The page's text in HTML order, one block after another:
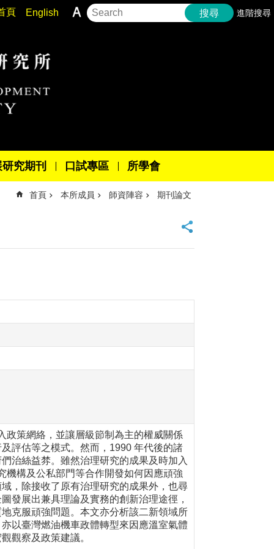
頁 English 搜尋 進階搜尋
究期刊 口試專區 所學會
首頁 本所成員 師資陣容 期刊論文
政策網絡，並讓層級節制為主的權威關係
評估等之模式。然而，1990 年代後的諸
治絲益棼。雖然治理研究的成果及時加入
機構及公私部門等合作開發如何因應頑強
，除接收了原有治理研究的成果外，也尋
發展出兼具理論及實務的創新治理途徑，
克服頑強問題。本文亦分析該二新領域所
以臺灣燃油機車政體轉型來因應溫室氣體
觀察及政策建議。